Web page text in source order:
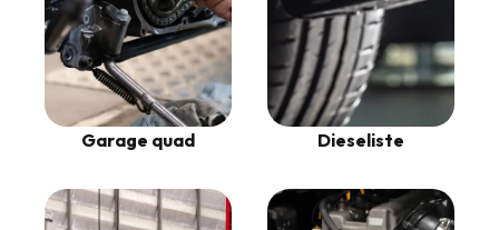
Garage quad Dieseliste